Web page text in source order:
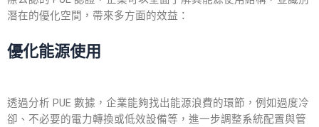
潛在的優化空間，帶來多方面的效益：
優化能源使用
透過分析 PUE 數據，企業能夠找出能源浪費的環節，例如過度冷
卻、不必要的電力轉換或低效設備等，進一步調整系統配置與管